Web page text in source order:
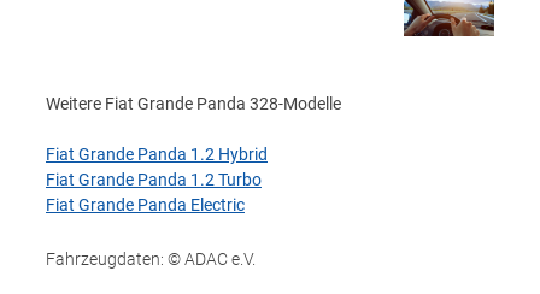
Weitere Fiat Grande Panda 328-Modelle
Fiat Grande Panda 1.2 Hybrid
Fiat Grande Panda 1.2 Turbo
Fiat Grande Panda Electric
Fahrzeugdaten: © ADAC e.V.